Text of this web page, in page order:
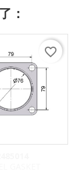
：
favorite_border